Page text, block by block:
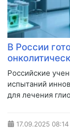
В России
Российские
испытаний
для лечения
17.09.2025 08:14